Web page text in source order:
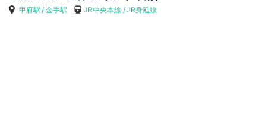
甲府駅 金手駅 JR中央本線 JR身延線